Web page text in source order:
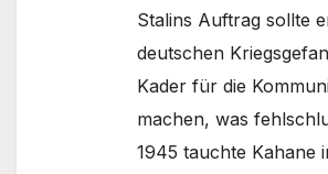
Stalins Auftrag sollte
deutschen
Kader für die
machen, was
1945 tauchte Kahane